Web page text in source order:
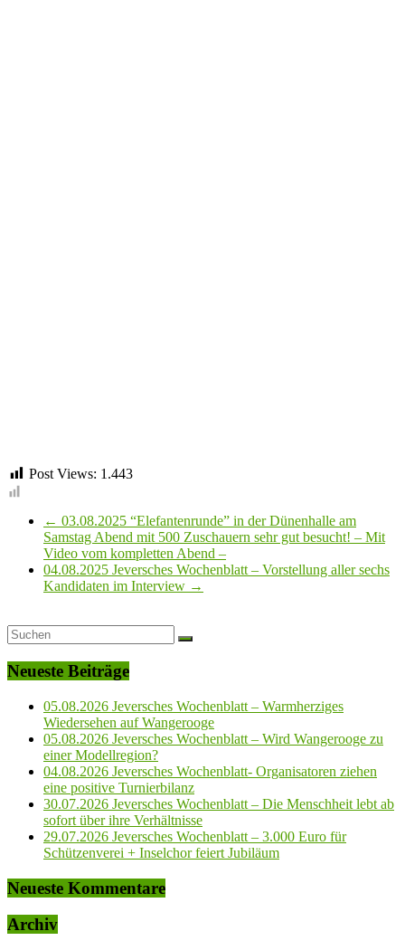
Post Views: 1.443
← 03.08.2025 “Elefantenrunde” in der Dünenhalle am
Samstag Abend mit 500 Zuschauern sehr gut besucht! – Mit
Video vom kompletten Abend –
04.08.2025 Jeversches Wochenblatt – Vorstellung aller sechs
Kandidaten im Interview →
Neueste Beiträge
05.08.2026 Jeversches Wochenblatt – Warmherziges
Wiedersehen auf Wangerooge
05.08.2026 Jeversches Wochenblatt – Wird Wangerooge zu
einer Modellregion?
04.08.2026 Jeversches Wochenblatt- Organisatoren ziehen
eine positive Turnierbilanz
30.07.2026 Jeversches Wochenblatt – Die Menschheit lebt ab
sofort über ihre Verhältnisse
29.07.2026 Jeversches Wochenblatt – 3.000 Euro für
Schützenverei + Inselchor feiert Jubiläum
Neueste Kommentare
Archiv